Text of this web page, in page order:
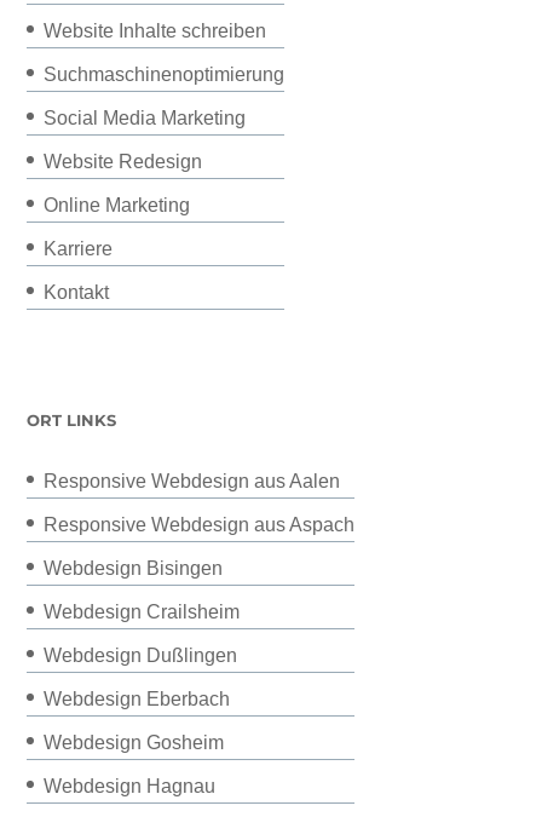
Website Inhalte schreiben
Suchmaschinenoptimierung
Social Media Marketing
Website Redesign
Online Marketing
Karriere
Kontakt
ORT LINKS
Responsive Webdesign aus Aalen
Responsive Webdesign aus Aspach
Webdesign Bisingen
Webdesign Crailsheim
Webdesign Dußlingen
Webdesign Eberbach
Webdesign Gosheim
Webdesign Hagnau